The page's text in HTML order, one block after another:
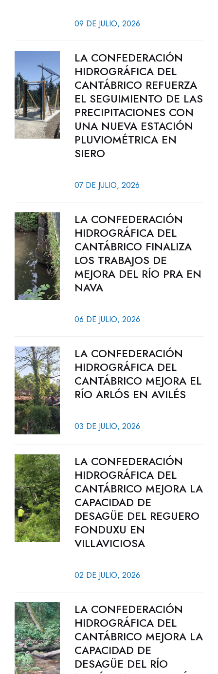
09 DE JULIO, 2026
LA CONFEDERACIÓN
HIDROGRÁFICA DEL
CANTÁBRICO REFUERZA
EL SEGUIMIENTO DE LAS
PRECIPITACIONES CON
UNA NUEVA ESTACIÓN
PLUVIOMÉTRICA EN
SIERO
07 DE JULIO, 2026
LA CONFEDERACIÓN
HIDROGRÁFICA DEL
CANTÁBRICO FINALIZA
LOS TRABAJOS DE
MEJORA DEL RÍO PRA EN
NAVA
06 DE JULIO, 2026
LA CONFEDERACIÓN
HIDROGRÁFICA DEL
CANTÁBRICO MEJORA EL
RÍO ARLÓS EN AVILÉS
03 DE JULIO, 2026
LA CONFEDERACIÓN
HIDROGRÁFICA DEL
CANTÁBRICO MEJORA LA
CAPACIDAD DE
DESAGÜE DEL REGUERO
FONDUXU EN
VILLAVICIOSA
02 DE JULIO, 2026
LA CONFEDERACIÓN
HIDROGRÁFICA DEL
CANTÁBRICO MEJORA LA
CAPACIDAD DE
DESAGÜE DEL RÍO